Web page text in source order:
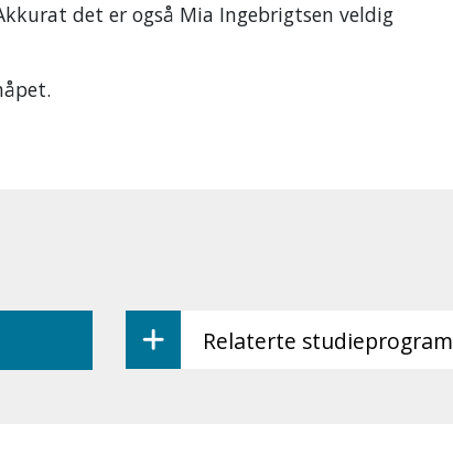
det er også Mia Ingebrigtsen veldig
Relaterte studieprogram